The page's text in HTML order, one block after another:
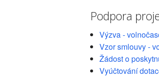
Podpora
Výzva -
Vzor smlouvy -
Žádost o
Vyúčtování